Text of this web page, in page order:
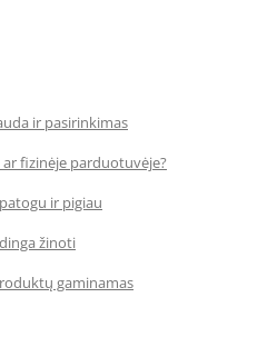
ir pasirinkimas
fizinėje parduotuvėje?
ir pigiau
žinoti
gaminamas